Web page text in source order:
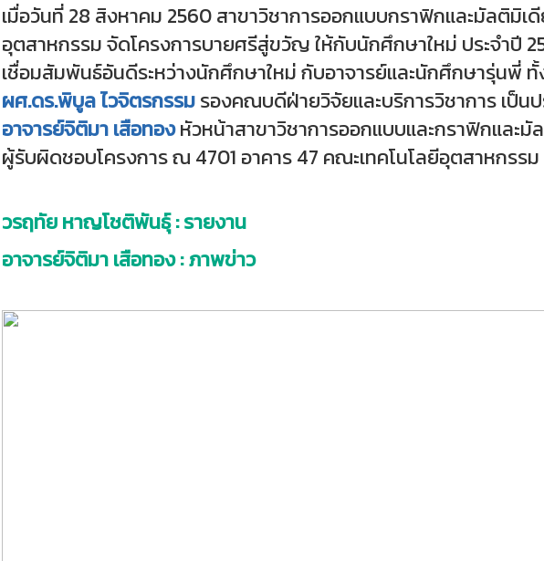
เมื่อวันที่ 28 สิงหาคม 2560 สาขาวิชาการออกแบบกราฟิกและมัลติมิเ
อุตสาหกรรม จัดโครงการบายศรีสู่ขวัญ ให้กับนักศึกษาใหม่ ประจำปี
เชื่อมสัมพันธ์อันดีระหว่างนักศึกษาใหม่ กับอาจารย์และนักศึกษารุ่นพี่ ทั้
ผศ.ดร.พิบูล ไวจิตรกรรมรองคณบดีฝ่ายวิจัยและบริการวิชาการ เป็นป
อาจารย์จิติมา เสือทองหัวหน้าสาขาวิชาการออกแบบและกราฟิกและมั
ผู้รับผิดชอบโครงการ ณ 4701 อาคาร 47 คณะเทคโนโลยีอุตสาหกรรม
วรฤทัย หาญโชติพันธุ์ : รายงาน
อาจารย์จิติมา เสือทอง : ภาพข่าว